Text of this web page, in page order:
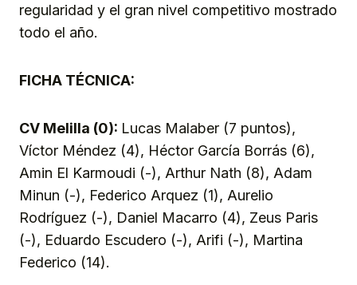
regularidad y el gran nivel competitivo mostrado
todo el año.
FICHA TÉCNICA:
CV Melilla (0): Lucas Malaber (7 puntos),
Víctor Méndez (4), Héctor García Borrás (6),
Amin El Karmoudi (-), Arthur Nath (8), Adam
Minun (-), Federico Arquez (1), Aurelio
Rodríguez (-), Daniel Macarro (4), Zeus Paris
(-), Eduardo Escudero (-), Arifi (-), Martina
Federico (14).